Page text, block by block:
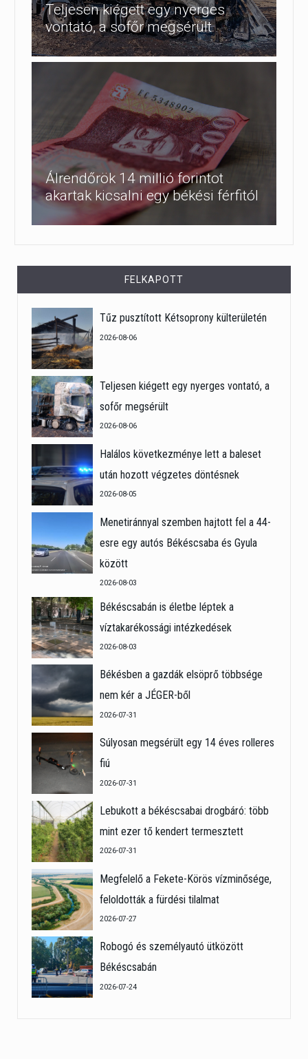
Teljesen kiégett egy nyerges
vontató, a sofőr megsérült
Álrendőrök 14 millió forintot
akartak kicsalni egy békési férfitól
FELKAPOTT
Tűz pusztított Kétsoprony külterületén
2026-08-06
Teljesen kiégett egy nyerges vontató, a
sofőr megsérült
2026-08-06
Halálos következménye lett a baleset
után hozott végzetes döntésnek
2026-08-05
Menetiránnyal szemben hajtott fel a 44-
esre egy autós Békéscsaba és Gyula
között
2026-08-03
Békéscsabán is életbe léptek a
víztakarékossági intézkedések
2026-08-03
Békésben a gazdák elsöprő többsége
nem kér a JÉGER-ből
2026-07-31
Súlyosan megsérült egy 14 éves rolleres
fiú
2026-07-31
Lebukott a békéscsabai drogbáró: több
mint ezer tő kendert termesztett
2026-07-31
Megfelelő a Fekete-Körös vízminősége,
feloldották a fürdési tilalmat
2026-07-27
Robogó és személyautó ütközött
Békéscsabán
2026-07-24